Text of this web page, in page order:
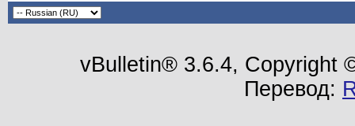
vBulletin® 3.6.4, Copyright
Перевод: